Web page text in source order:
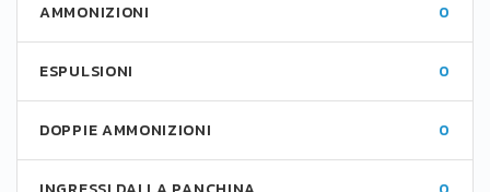
AMMONIZIONI 0
ESPULSIONI 0
DOPPIE AMMONIZIONI 0